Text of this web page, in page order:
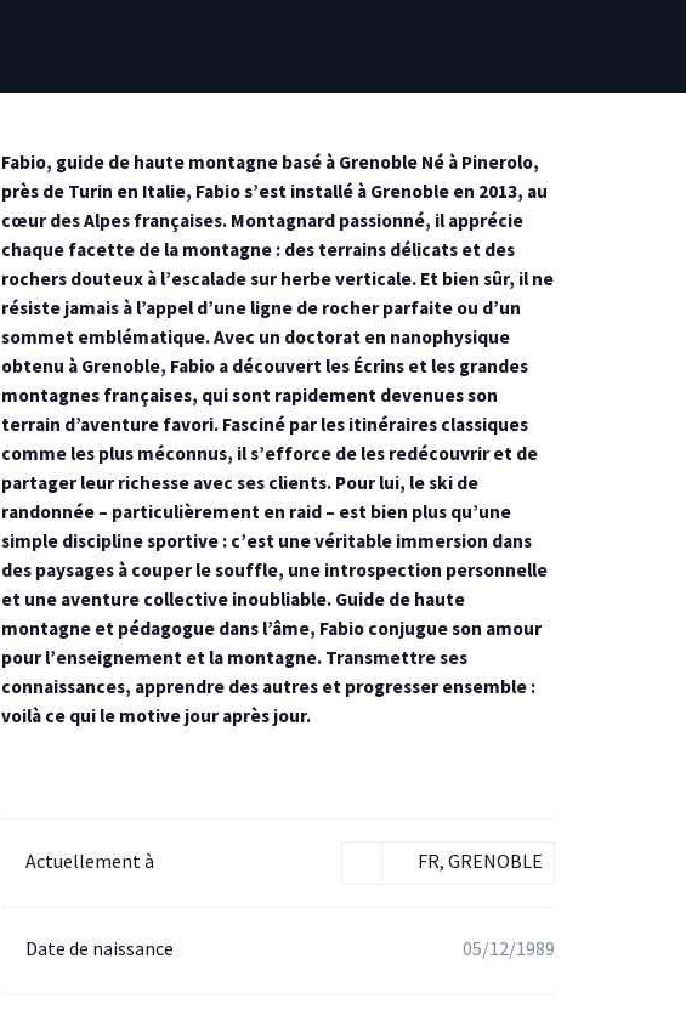
Fabio, guide de haute montagne basé à Grenoble Né à Pinerolo,
près de Turin en Italie, Fabio s’est installé à Grenoble en 2013, au
cœur des Alpes françaises. Montagnard passionné, il apprécie
chaque facette de la montagne : des terrains délicats et des
rochers douteux à l’escalade sur herbe verticale. Et bien sûr, il ne
résiste jamais à l’appel d’une ligne de rocher parfaite ou d’un
sommet emblématique. Avec un doctorat en nanophysique
obtenu à Grenoble, Fabio a découvert les Écrins et les grandes
montagnes françaises, qui sont rapidement devenues son
terrain d’aventure favori. Fasciné par les itinéraires classiques
comme les plus méconnus, il s’efforce de les redécouvrir et de
partager leur richesse avec ses clients. Pour lui, le ski de
randonnée – particulièrement en raid – est bien plus qu’une
simple discipline sportive : c’est une véritable immersion dans
des paysages à couper le souffle, une introspection personnelle
et une aventure collective inoubliable. Guide de haute
montagne et pédagogue dans l’âme, Fabio conjugue son amour
pour l’enseignement et la montagne. Transmettre ses
connaissances, apprendre des autres et progresser ensemble :
voilà ce qui le motive jour après jour.
Actuellement à FR, GRENOBLE
Date de naissance 05/12/1989